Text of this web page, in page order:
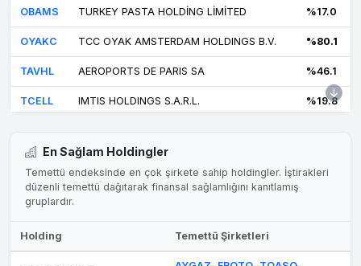
OBAMS TURKEY PASTA HOLDİNG LİMİTED %17.0
OYAKC TCC OYAK AMSTERDAM HOLDINGS B.V. %80.1
TAVHL AEROPORTS DE PARIS SA %46.1
TCELL IMTIS HOLDINGS S.A.R.L. %19.8
ULKER PLADIS FOODS LIMITED
En Sağlam Holdingler
Temettü endeksinde en çok şirkete sahip holdingler. İştirakleri
düzenli temettü dağıtarak finansal sağlamlığını kanıtlamış
gruplardır.
Holding Temettü Şirketleri